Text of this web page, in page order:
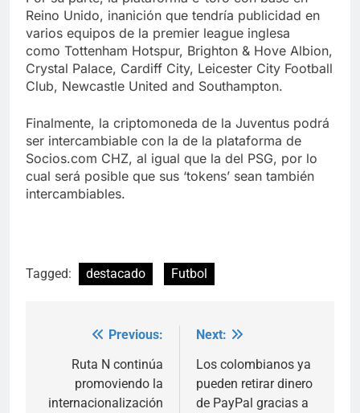
Reino Unido, inanición que tendría publicidad en
varios equipos de la premier league inglesa
como Tottenham Hotspur, Brighton & Hove Albion,
Crystal Palace, Cardiff City, Leicester City Football
Club, Newcastle United and Southampton.
Finalmente, la criptomoneda de la Juventus podrá
ser intercambiable con la de la plataforma de
Socios.com CHZ, al igual que la del PSG, por lo
cual será posible que sus ‘tokens’ sean también
intercambiables.
Tagged: destacado Futbol
navigation
Previous:
Ruta N continúa
promoviendo la
internacionalización
Next:
Los colombianos ya
pueden retirar dinero
de PayPal gracias a